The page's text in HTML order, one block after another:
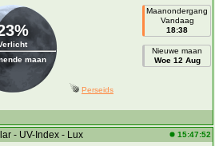
maan
Maanondergang
Vandaag
18:38
Nieuwe maan
Woe 12 Aug
Perseids
- UV-Index - Lux 15:47:52